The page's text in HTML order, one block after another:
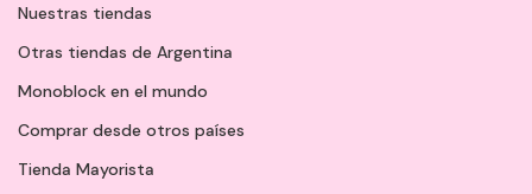
Nuestras tiendas
Otras tiendas de Argentina
Monoblock en el mundo
Comprar desde otros países
Tienda Mayorista